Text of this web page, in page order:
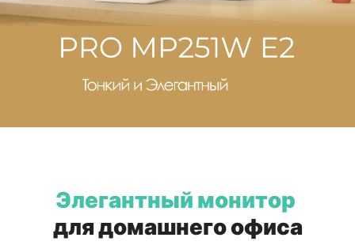
Элегантный монитор
для домашнего офиса